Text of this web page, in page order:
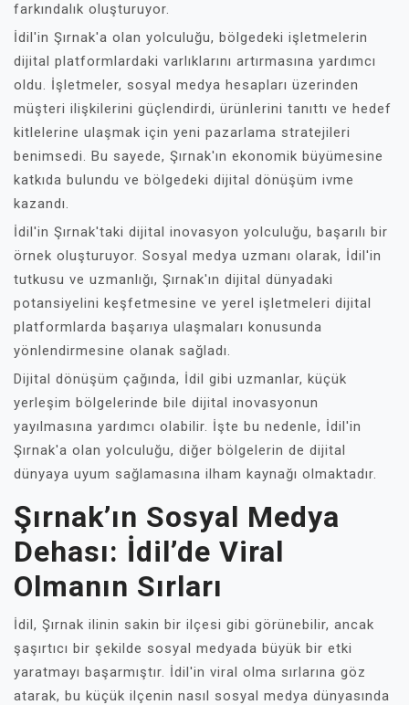
farkındalık oluşturuyor.
İdil'in Şırnak'a olan yolculuğu, bölgedeki işletmelerin
dijital platformlardaki varlıklarını artırmasına yardımcı
oldu. İşletmeler, sosyal medya hesapları üzerinden
müşteri ilişkilerini güçlendirdi, ürünlerini tanıttı ve hedef
kitlelerine ulaşmak için yeni pazarlama stratejileri
benimsedi. Bu sayede, Şırnak'ın ekonomik büyümesine
katkıda bulundu ve bölgedeki dijital dönüşüm ivme
kazandı.
İdil'in Şırnak'taki dijital inovasyon yolculuğu, başarılı bir
örnek oluşturuyor. Sosyal medya uzmanı olarak, İdil'in
tutkusu ve uzmanlığı, Şırnak'ın dijital dünyadaki
potansiyelini keşfetmesine ve yerel işletmeleri dijital
platformlarda başarıya ulaşmaları konusunda
yönlendirmesine olanak sağladı.
Dijital dönüşüm çağında, İdil gibi uzmanlar, küçük
yerleşim bölgelerinde bile dijital inovasyonun
yayılmasına yardımcı olabilir. İşte bu nedenle, İdil'in
Şırnak'a olan yolculuğu, diğer bölgelerin de dijital
dünyaya uyum sağlamasına ilham kaynağı olmaktadır.
Şırnak’ın Sosyal Medya
Dehası: İdil’de Viral
Olmanın Sırları
İdil, Şırnak ilinin sakin bir ilçesi gibi görünebilir, ancak
şaşırtıcı bir şekilde sosyal medyada büyük bir etki
yaratmayı başarmıştır. İdil'in viral olma sırlarına göz
atarak, bu küçük ilçenin nasıl sosyal medya dünyasında